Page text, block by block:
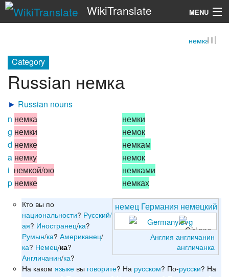
WikiTranslate MENU
немка
Category
Russian немка
► Russian nouns
n немка
g немки
d немке
a немку
i немкой/ою
p немке
немки
немок
немкам
немок
немками
немках
немец Германия немецкий
Англия англичанин
англичанка
Кто вы по
национальности? Русский/
ая? Иностранец/ка?
Румын/ка?Американец/
ка? Немец/ка?
Англичанин/ка?
На какомязыке вы говорите? На русском? По-русски? На